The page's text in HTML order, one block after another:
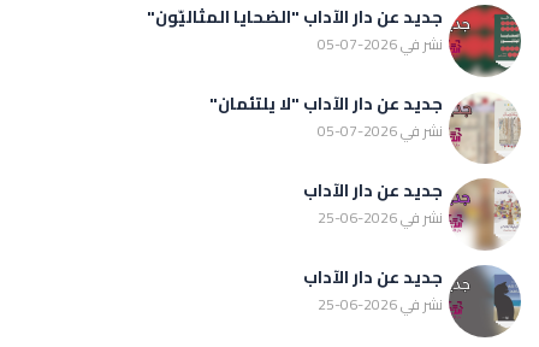
جديد عن دار الآداب "الضحايا المثاليّون"
نشر في 2026-07-05
جديد عن دار الآداب "لا يلتئمان"
نشر في 2026-07-05
جديد عن دار الآداب
نشر في 2026-06-25
جديد عن دار الآداب
نشر في 2026-06-25